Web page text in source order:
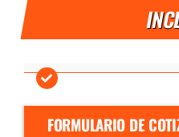
FORMULARIO DE